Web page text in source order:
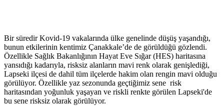
Bir süredir Kovid-19 vakalarında ülke genelinde düşüş yaşandığı,
bunun etkilerinin kentimiz Çanakkale’de de görüldüğü gözlendi.
Özellikle Sağlık Bakanlığının Hayat Eve Sığar (HES) haritasına
yansıdığı kadarıyla, risksiz alanların mavi renk olarak genişlediği,
Lapseki ilçesi de dahil tüm ilçelerde hakim olan rengin mavi olduğu
görülüyor. Özellikle yaz sezonunda geçtiğimiz sene risk
haritasından yoğunluk yaşayan ve riskli renkte görülen Lapseki'de
bu sene risksiz olarak görülüyor.